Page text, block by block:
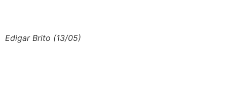
Edigar Brito (13/05)